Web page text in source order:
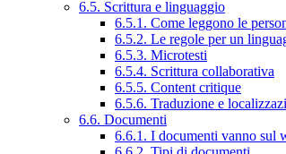
6.5. Scrittura e linguaggio
6.5.1. Come leggono le
6.5.2. Le regole per un
6.5.3. Microtesti
6.5.4. Scrittura collaborativa
6.5.5. Content critique
6.5.6. Traduzione e
6.6. Documenti
6.6.1. I documenti vanno sul